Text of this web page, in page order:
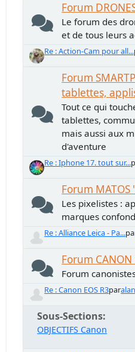
Forum
Le forum des
et de tous leurs
Re : Action-Cam pour all...
Forum
tablettes,
Tout ce qui
tablettes,
mais aussi aux
d'aventure
Re : Iphone 17. tout sur...
Forum
Les pixelistes :
marques
Re : Alliance Leica - Pa...
Forum
Forum
Re : Canon EOS R3par
Sous-Sections
OBJECTIFS Canon